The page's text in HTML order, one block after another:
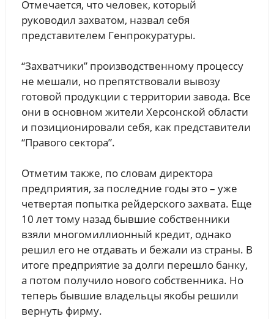
Отмечается, что человек, который
руководил захватом, назвал себя
представителем Генпрокуратуры.
“Захватчики” производственному процессу
не мешали, но препятствовали вывозу
готовой продукции с территории завода. Все
они в основном жители Херсонской области
и позиционировали себя, как представители
“Правого сектора”.
Отметим также, по словам директора
предприятия, за последние годы это – уже
четвертая попытка рейдерского захвата. Еще
10 лет тому назад бывшие собственники
взяли многомиллионный кредит, однако
решил его не отдавать и бежали из страны. В
итоге предприятие за долги перешло банку,
а потом получило нового собственника. Но
теперь бывшие владельцы якобы решили
вернуть фирму.